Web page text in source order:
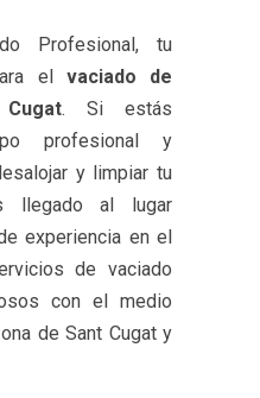
Profesional, tu
el vaciado de
. Si estás
profesional y
y limpiar tu
llegado al lugar
experiencia en el
de vaciado
con el medio
de Sant Cugat y